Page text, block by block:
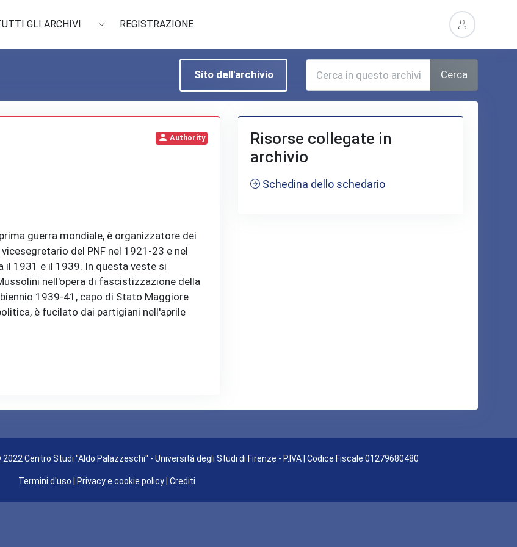
GLI ARCHIVI REGISTRAZIONE
Sito dell'archivio Cerca
Authority
guerra mondiale, è organizzatore dei
del PNF nel 1921‐23 e nel
il 1931 e il 1939. In questa veste si
nell'opera di fascistizzazione della
1939-41, capo di Stato Maggiore
è fucilato dai partigiani nell'aprile
Risorse collegate in
archivio
Schedina dello schedario
Centro Studi "Aldo Palazzeschi" - Università degli Studi di Firenze - P.IVA | Codice Fiscale 01279680480
Termini d'uso Privacy e cookie policy Crediti